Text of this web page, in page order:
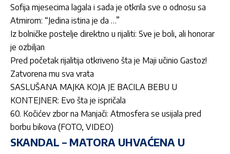
Sofija mjesecima lagala i sada je otkrila sve o odnosu sa
Atmirom: “Jedina istina je da …”
Iz bolničke postelje direktno u rijaliti: Sve je boli, ali honorar
je ozbiljan
Pred početak rijalitija otkriveno šta je Maji učinio Gastoz!
Zatvorena mu sva vrata
SASLUŠANA MAJKA KOJA JE BACILA BEBU U
KONTEJNER: Evo šta je ispričala
60. Kočićev zbor na Manjači: Atmosfera se usijala pred
borbu bikova (FOTO, VIDEO)
SKANDAL – MATORA UHVAĆENA U